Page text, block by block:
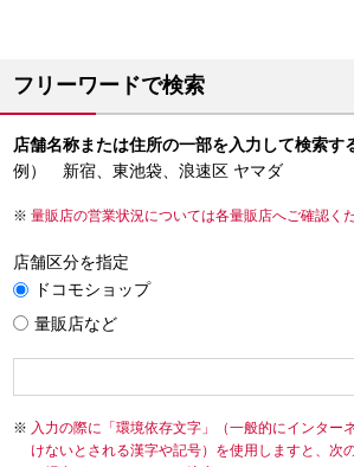
フリーワードで検索
店舗名称または住所の一部を入力して検索す
例） 新宿、東池袋、浪速区 ヤマダ
量販店の営業状況については各量販店へご確認くだ
店舗区分を指定
ドコモショップ
量販店など
入力の際に「環境依存文字」（一般的にインター
けないとされる漢字や記号）を使用しますと、次